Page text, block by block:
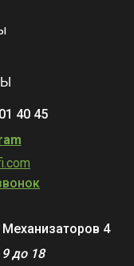
40 45
Механизаторов 4
до 18